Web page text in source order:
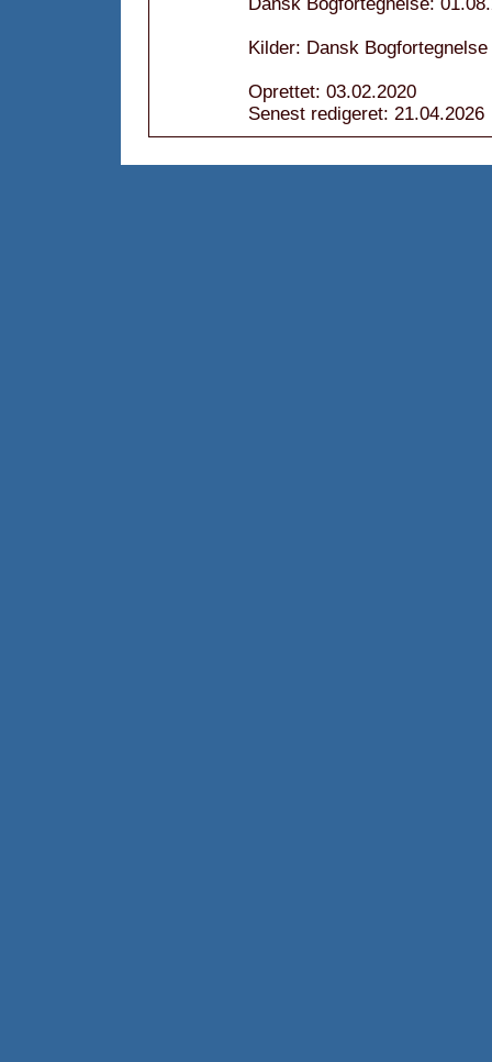
Kilder: Dansk Bogfortegnelse
Oprettet: 03.02.2020
Senest redigeret: 21.04.2026